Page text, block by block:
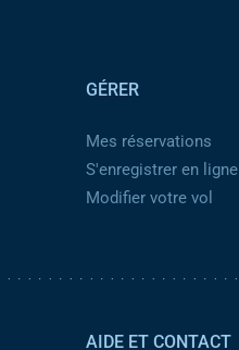
GÉRER
Mes réservations
S'enregistrer en ligne
Modifier votre vol
AIDE ET CONTACT